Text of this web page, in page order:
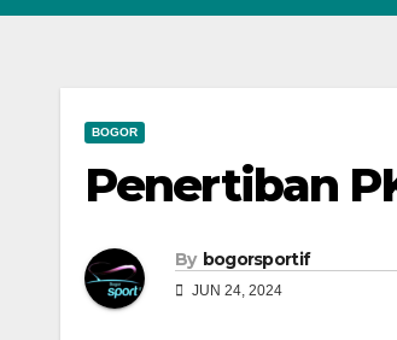
BOGOR
Penertiban
By bogorsportif
JUN 24, 2024